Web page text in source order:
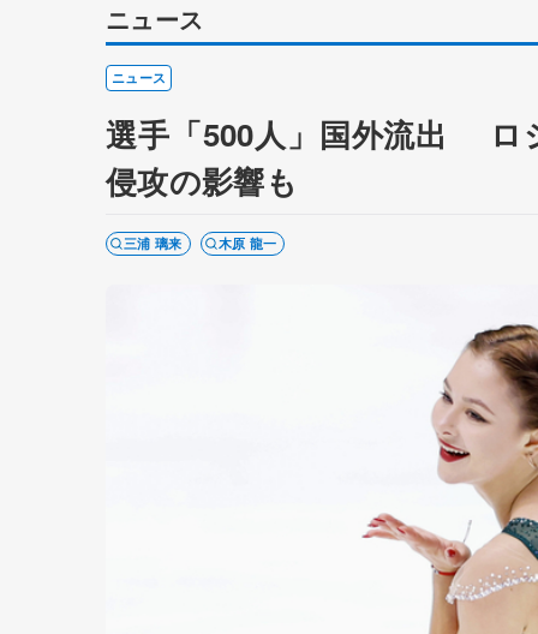
ニュース
ニュース
選手「500人」国外流出 ロ
侵攻の影響も
三浦 璃来 木原 龍一